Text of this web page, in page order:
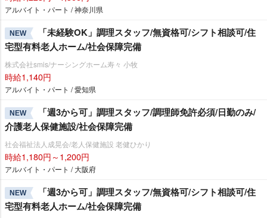
アルバイト・パート / 神奈川県
NEW
「未経験OK」調理スタッフ/無資格可/シフト相談可/住
宅型有料老人ホーム/社会保障完備
株式会社smis/ナーシングホーム寿々 小牧
時給1,140円
アルバイト・パート / 愛知県
NEW
「週3から可」調理スタッフ/調理師免許必須/日勤のみ/
介護老人保健施設/社会保障完備
社会福祉法人成晃会/老人保健施設 老健ひかり
時給1,180円～1,200円
アルバイト・パート / 大阪府
NEW
「週3から可」調理スタッフ/無資格可/シフト相談可/住
宅型有料老人ホーム/社会保障完備